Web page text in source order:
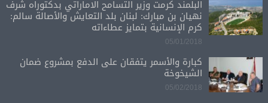
البلمند كرمت وزير التسامح الاماراتي بدكتوراه شرف
نهيان بن مبارك: لبنان بلد التعايش والأصالة سالم:
كرم الإنسانية بتمايز عطاءاته
05/01/2018
كبارة والأسمر يتفقان على الدفع بمشروع ضمان
الشيخوخة
05/02/2018